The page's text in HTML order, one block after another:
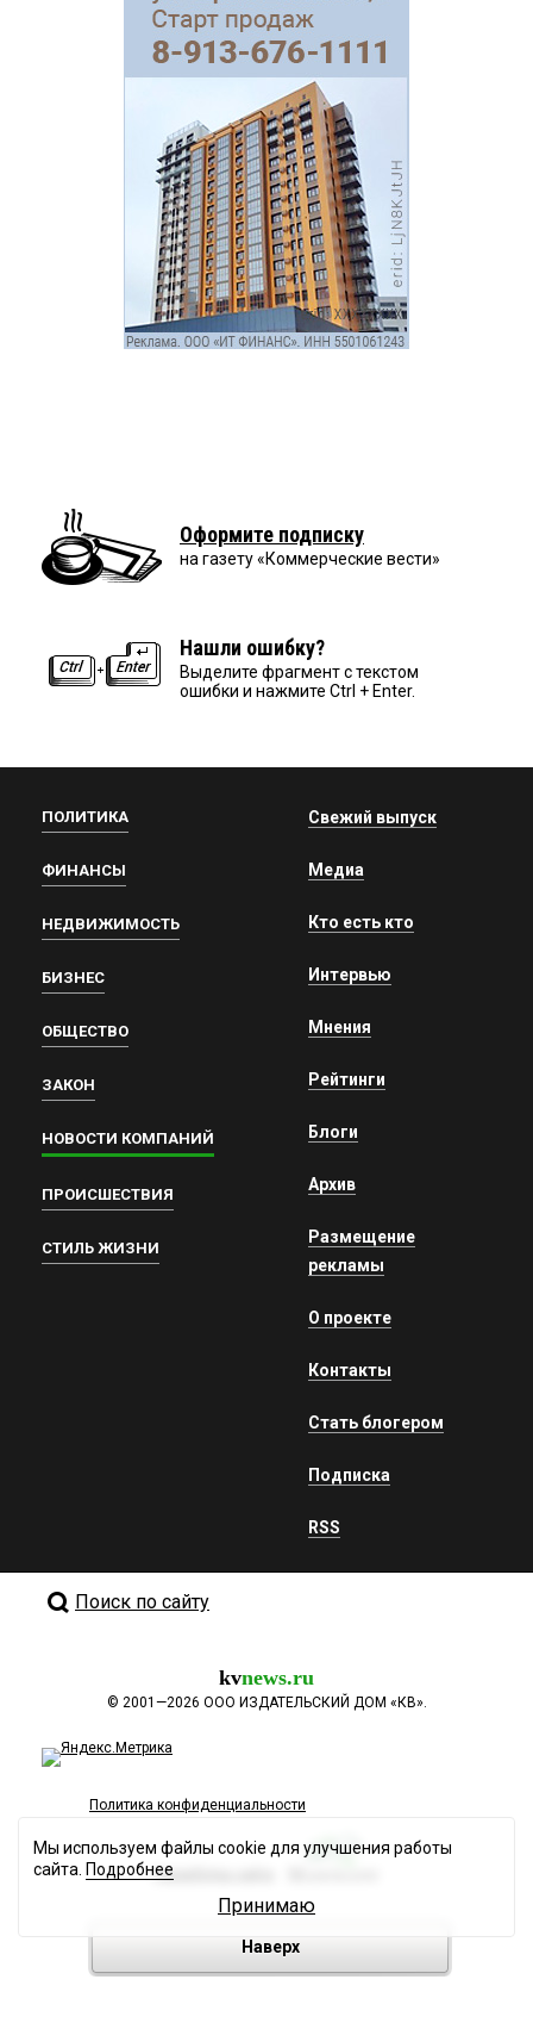
Оформите подписку
на газету «Коммерческие вести»
Нашли ошибку?
Выделите фрагмент с текстом
ошибки и нажмите Ctrl + Enter.
ПОЛИТИКА
ФИНАНСЫ
НЕДВИЖИМОСТЬ
БИЗНЕС
ОБЩЕСТВО
ЗАКОН
НОВОСТИ КОМПАНИЙ
ПРОИСШЕСТВИЯ
СТИЛЬ ЖИЗНИ
Свежий выпуск
Медиа
Кто есть кто
Интервью
Мнения
Рейтинги
Блоги
Архив
Размещение
рекламы
О проекте
Контакты
Стать блогером
Подписка
RSS
Поиск по сайту
kvnews.ru
© 2001—2026 ООО ИЗДАТЕЛЬСКИЙ ДОМ «КВ».
Политика конфиденциальности
Разработка сайта
Наверх
Мы используем файлы cookie для улучшения работы
сайта. Подробнее
Принимаю